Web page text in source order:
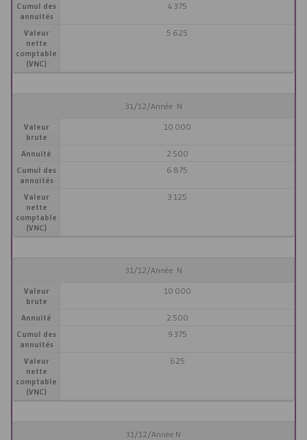
Cumul des
annuités
4 375
Valeur
nette
comptable
(VNC)
5 625
31/12/Année N
Valeur
brute
10 000
Annuité
2 500
Cumul des
annuités
6 875
Valeur
nette
comptable
(VNC)
3 125
31/12/Année N
Valeur
brute
10 000
Annuité
2 500
Cumul des
annuités
9 375
Valeur
nette
comptable
(VNC)
625
31/12/Année N